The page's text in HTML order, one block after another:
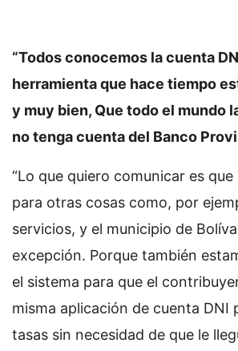
“Todos conocemos la cuenta
herramienta que hace tiempo
y muy bien, Que todo el mundo
no tenga cuenta del Banco
“Lo que quiero comunicar es
para otras cosas como, por
servicios, y el municipio de
excepción. Porque también
el sistema para que el
misma aplicación de cuenta DNI
tasas sin necesidad de que le